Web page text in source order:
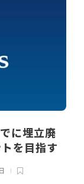
に埋立廃
を目指す